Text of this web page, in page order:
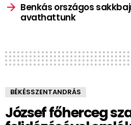
Benkás országos
avathattunk
BÉKÉSSZENTANDRÁS
József főherceg